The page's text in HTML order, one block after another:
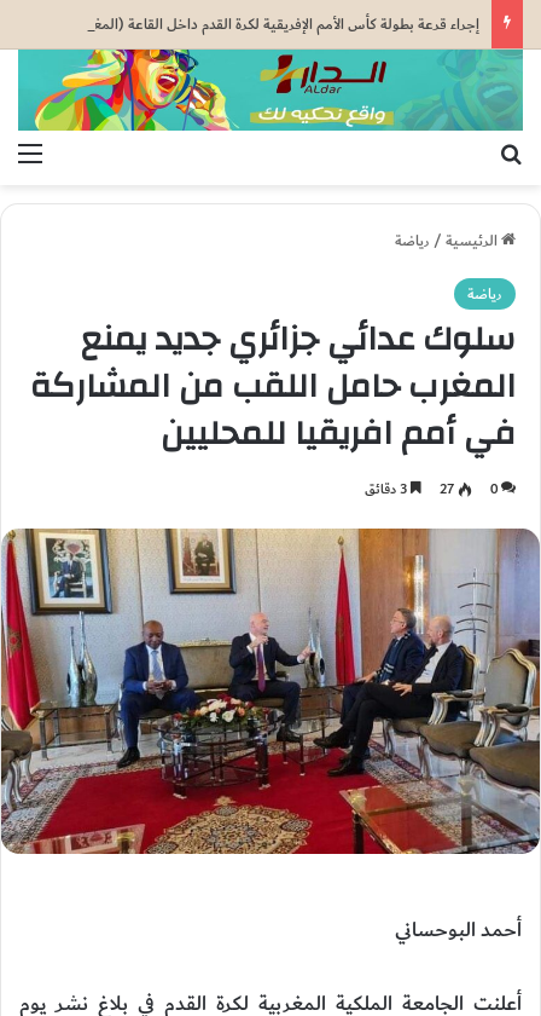
الرئيسية/رياضة
رياضة
سلوك عدائي جزائري جديد يمنع
المغرب حامل اللقب من المشاركة
في أمم افريقيا للمحليين
0
27
أحمد البوحساني
أعلنت الجامعة الملكية المغربية لكرة القدم في بلاغ نشر يوم